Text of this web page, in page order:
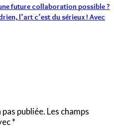
future collaboration possible ?
Avec
publiée. Les champs
*